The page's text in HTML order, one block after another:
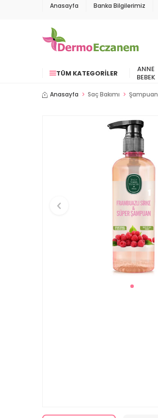
Anasayfa Banka Bilgilerimiz
TÜM KATEGORILER
ANNE
BEBEK
Anasayfa Saç Bakımı Şampuan